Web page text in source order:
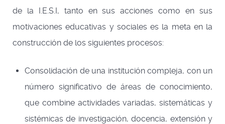
de la I.E.S.I, tanto en sus acciones como en sus
motivaciones educativas y sociales es la meta en la
construcción de los siguientes procesos:
Consolidación de una institución compleja, con un
número significativo de áreas de conocimiento,
que combine actividades variadas, sistemáticas y
sistémicas de investigación, docencia, extensión y